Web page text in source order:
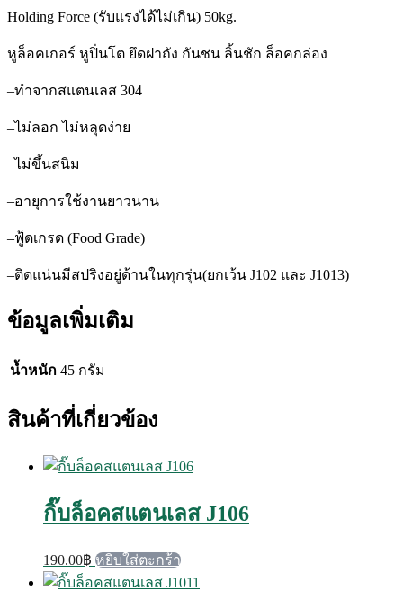
Holding Force (รับแรงได้ไม่เกิน) 50kg.
หูล็อคเกอร์ หูปิ่นโต ยึดฝาถัง กันชน ลิ้นชัก ล็อคกล่อง
–ทำจากสแตนเลส 304
–ไม่ลอก ไม่หลุดง่าย
–ไม่ขึ้นสนิม
–อายุการใช้งานยาวนาน
–ฟู้ดเกรด (Food Grade)
–ติดแน่นมีสปริงอยู่ด้านในทุกรุ่น(ยกเว้น J102 และ J1013)
ข้อมูลเพิ่มเติม
น้ำหนัก 45 กรัม
สินค้าที่เกี่ยวข้อง
กิ๊บล็อคสแตนเลส J106
190.00฿ หยิบใส่ตะกร้า